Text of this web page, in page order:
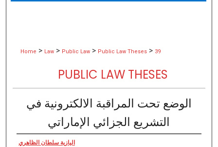
Home > Law > Public Law > Public Law Theses > 39
PUBLIC LAW THESES
الوضع تحت المراقبة الالكترونية في
التشريع الجزائي الإماراتي
اليازية سلطان الظاهري